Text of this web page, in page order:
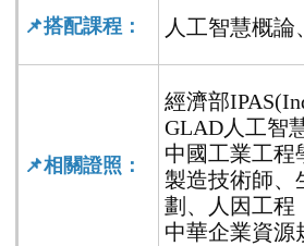
📌搭配課程： 人工智慧概論、
📌相關證照：
經濟部
GLAD人工智
中國工業工程
製造技術師、
劃、人因工程
中華企業資源